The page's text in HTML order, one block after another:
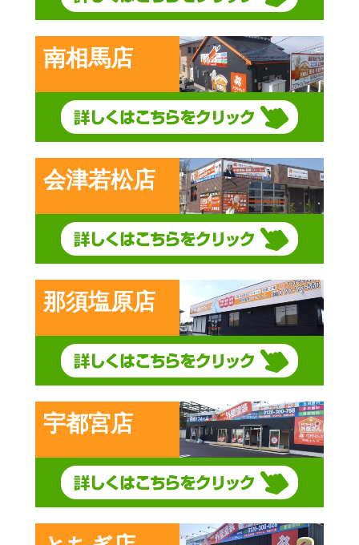
南相馬店
会津若松店
那須塩原店
宇都宮店